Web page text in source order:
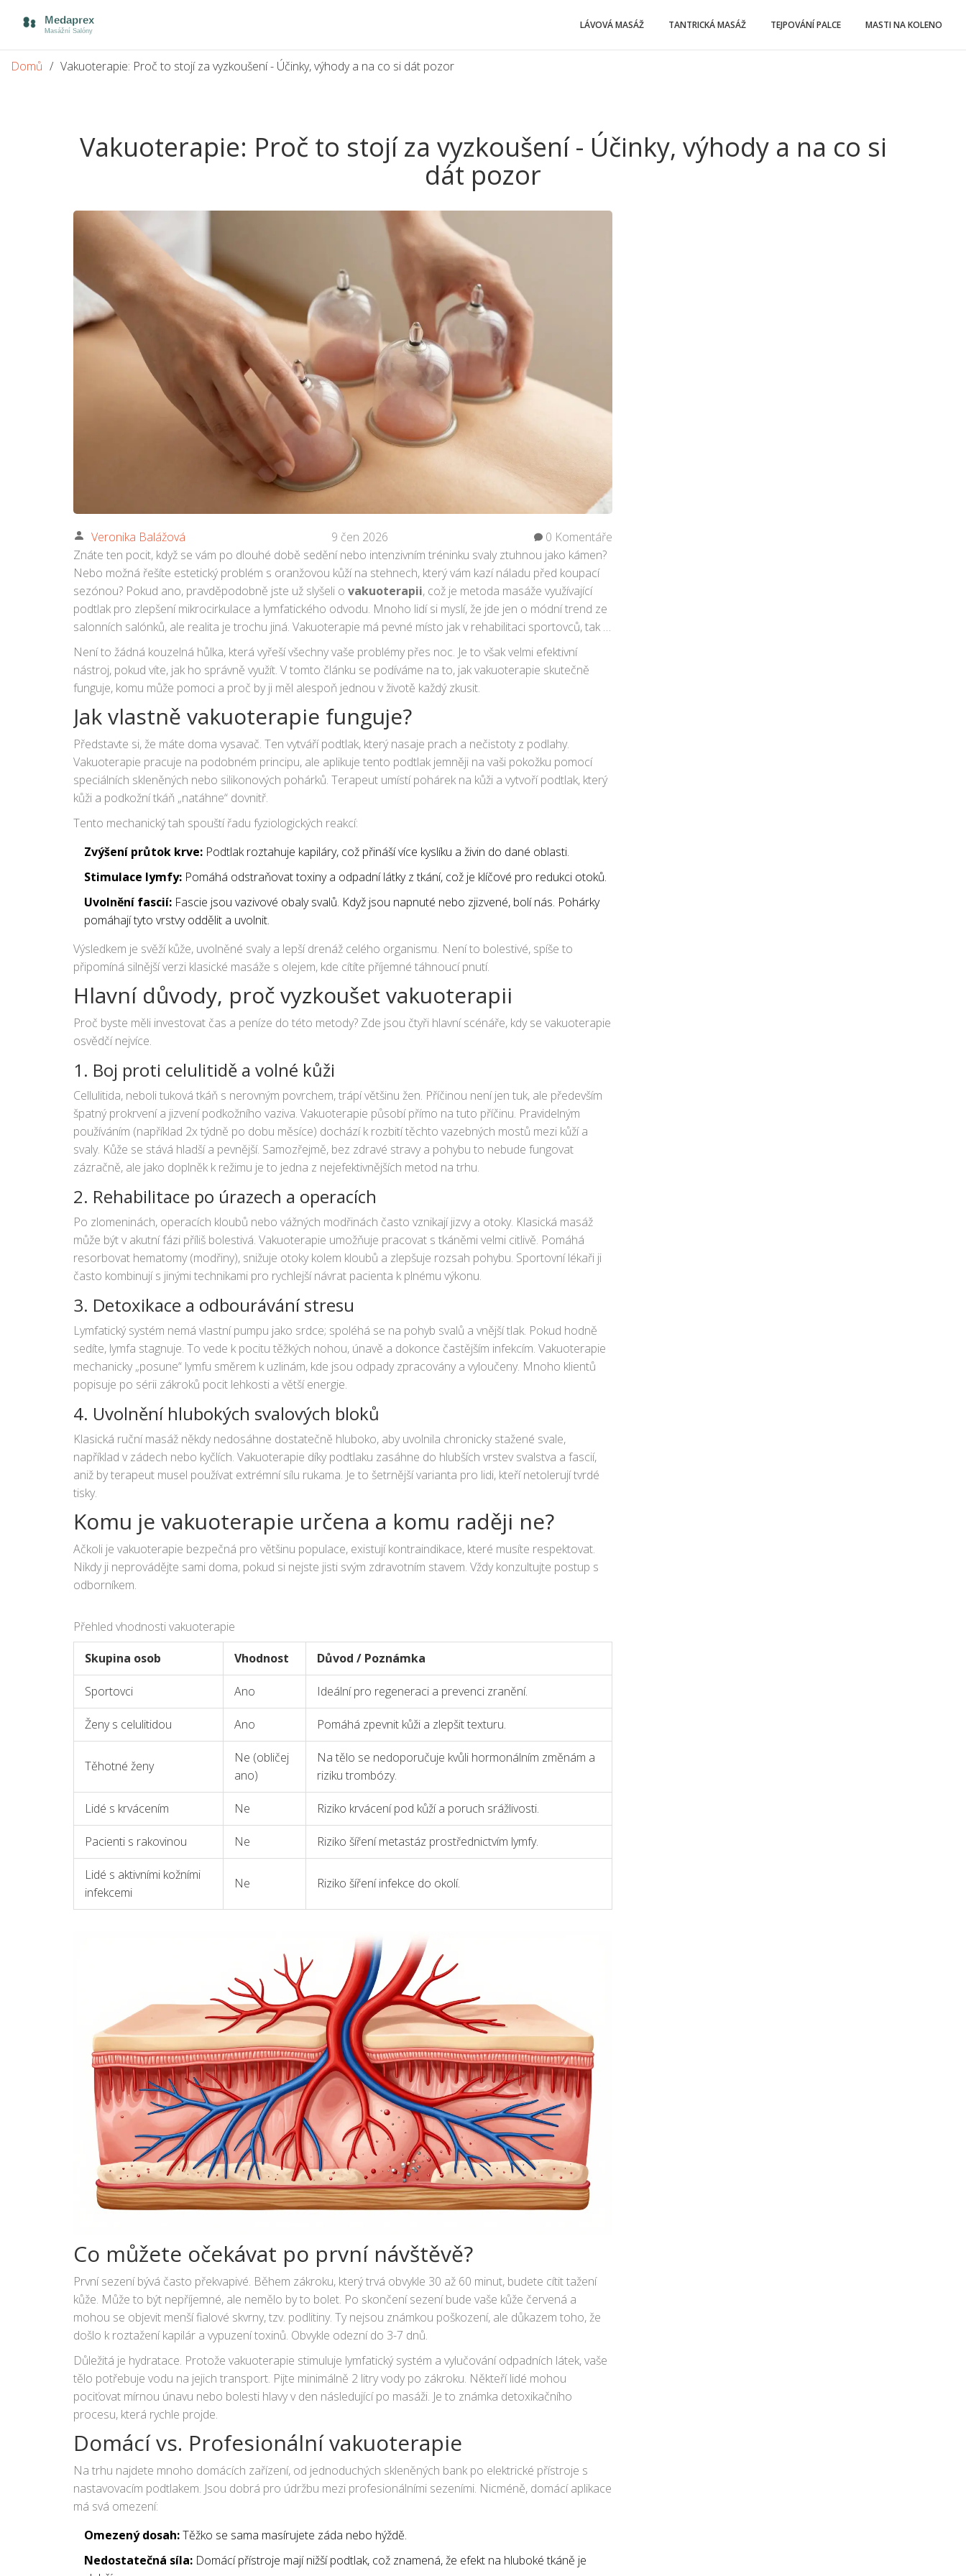
LÁVOVÁ MASÁŽ TANTRICKÁ MASÁŽ TEJPOVÁNÍ PALCE MASTI NA KOLENO
Domů Vakuoterapie: Proč to stojí za vyzkoušení - Účinky, výhody a na co si dát pozor
Vakuoterapie: Proč to stojí za vyzkoušení - Účinky, výhody a na co si
dát pozor
Veronika Balážová 9 čen 2026
0 Komentáře
Znáte ten pocit, když se vám po dlouhé době sedění nebo intenzivním tréninku svaly ztuhnou jako kámen?
Nebo možná řešíte estetický problém s oranžovou kůží na stehnech, který vám kazí náladu před koupací
sezónou? Pokud ano, pravděpodobně jste už slyšeli o vakuoterapii, což je metoda masáže využívající
podtlak pro zlepšení mikrocirkulace a lymfatického odvodu. Mnoho lidí si myslí, že jde jen o módní trend ze
salonních salónků, ale realita je trochu jiná. Vakuoterapie má pevné místo jak v rehabilitaci sportovců, tak v
estetické péči o pleť.
Není to žádná kouzelná hůlka, která vyřeší všechny vaše problémy přes noc. Je to však velmi efektivní
nástroj, pokud víte, jak ho správně využít. V tomto článku se podíváme na to, jak vakuoterapie skutečně
funguje, komu může pomoci a proč by ji měl alespoň jednou v životě každý zkusit.
Jak vlastně vakuoterapie funguje?
Představte si, že máte doma vysavač. Ten vytváří podtlak, který nasaje prach a nečistoty z podlahy.
Vakuoterapie pracuje na podobném principu, ale aplikuje tento podtlak jemněji na vaši pokožku pomocí
speciálních skleněných nebo silikonových pohárků. Terapeut umístí pohárek na kůži a vytvoří podtlak, který
kůži a podkožní tkáň „natáhne“ dovnitř.
Tento mechanický tah spouští řadu fyziologických reakcí:
Zvýšení průtok krve: Podtlak roztahuje kapiláry, což přináší více kyslíku a živin do dané oblasti.
Stimulace lymfy: Pomáhá odstraňovat toxiny a odpadní látky z tkání, což je klíčové pro redukci otoků.
Uvolnění fascií: Fascie jsou vazivové obaly svalů. Když jsou napnuté nebo zjizvené, bolí nás. Pohárky
pomáhají tyto vrstvy oddělit a uvolnit.
Výsledkem je svěží kůže, uvolněné svaly a lepší drenáž celého organismu. Není to bolestivé, spíše to
připomíná silnější verzi klasické masáže s olejem, kde cítíte příjemné táhnoucí pnutí.
Hlavní důvody, proč vyzkoušet vakuoterapii
Proč byste měli investovat čas a peníze do této metody? Zde jsou čtyři hlavní scénáře, kdy se vakuoterapie
osvědčí nejvíce.
1. Boj proti celulitidě a volné kůži
Cellulitida, neboli tuková tkáň s nerovným povrchem, trápí většinu žen. Příčinou není jen tuk, ale především
špatný prokrvení a jizvení podkožního vaziva. Vakuoterapie působí přímo na tuto příčinu. Pravidelným
používáním (například 2x týdně po dobu měsíce) dochází k rozbití těchto vazebných mostů mezi kůží a
svaly. Kůže se stává hladší a pevnější. Samozřejmě, bez zdravé stravy a pohybu to nebude fungovat
zázračně, ale jako doplněk k režimu je to jedna z nejefektivnějších metod na trhu.
2. Rehabilitace po úrazech a operacích
Po zlomeninách, operacích kloubů nebo vážných modřinách často vznikají jizvy a otoky. Klasická masáž
může být v akutní fázi příliš bolestivá. Vakuoterapie umožňuje pracovat s tkáněmi velmi citlivě. Pomáhá
resorbovat hematomy (modřiny), snižuje otoky kolem kloubů a zlepšuje rozsah pohybu. Sportovní lékaři ji
často kombinují s jinými technikami pro rychlejší návrat pacienta k plnému výkonu.
3. Detoxikace a odbourávání stresu
Lymfatický systém nemá vlastní pumpu jako srdce; spoléhá se na pohyb svalů a vnější tlak. Pokud hodně
sedíte, lymfa stagnuje. To vede k pocitu těžkých nohou, únavě a dokonce častějším infekcím. Vakuoterapie
mechanicky „posune“ lymfu směrem k uzlinám, kde jsou odpady zpracovány a vyloučeny. Mnoho klientů
popisuje po sérii zákroků pocit lehkosti a větší energie.
4. Uvolnění hlubokých svalových bloků
Klasická ruční masáž někdy nedosáhne dostatečně hluboko, aby uvolnila chronicky stažené svale,
například v zádech nebo kyčlích. Vakuoterapie díky podtlaku zasáhne do hlubších vrstev svalstva a fascií,
aniž by terapeut musel používat extrémní sílu rukama. Je to šetrnější varianta pro lidi, kteří netolerují tvrdé
tisky.
Komu je vakuoterapie určena a komu raději ne?
Ačkoli je vakuoterapie bezpečná pro většinu populace, existují kontraindikace, které musíte respektovat.
Nikdy ji neprovádějte sami doma, pokud si nejste jisti svým zdravotním stavem. Vždy konzultujte postup s
odborníkem.
Přehled vhodnosti vakuoterapie
Skupina osob
Vhodnost Důvod / Poznámka
Sportovci Ano Ideální pro regeneraci a prevenci zranění.
Ženy s celulitidou Ano Pomáhá zpevnit kůži a zlepšit texturu.
Těhotné ženy
Ne (obličej
ano)
Na tělo se nedoporučuje kvůli hormonálním změnám a
riziku trombózy.
Lidé s krvácením Ne Riziko krvácení pod kůží a poruch srážlivosti.
Pacienti s rakovinou Ne Riziko šíření metastáz prostřednictvím lymfy.
Lidé s aktivními kožními
infekcemi
Ne Riziko šíření infekce do okolí.
Co můžete očekávat po první návštěvě?
První sezení bývá často překvapivé. Během zákroku, který trvá obvykle 30 až 60 minut, budete cítit tažení
kůže. Může to být nepříjemné, ale nemělo by to bolet. Po skončení sezení bude vaše kůže červená a
mohou se objevit menší fialové skvrny, tzv. podlitiny. Ty nejsou známkou poškození, ale důkazem toho, že
došlo k roztažení kapilár a vypuzení toxinů. Obvykle odezní do 3-7 dnů.
Důležitá je hydratace. Protože vakuoterapie stimuluje lymfatický systém a vylučování odpadních látek, vaše
tělo potřebuje vodu na jejich transport. Pijte minimálně 2 litry vody po zákroku. Někteří lidé mohou
pociťovat mírnou únavu nebo bolesti hlavy v den následující po masáži. Je to známka detoxikačního
procesu, která rychle projde.
Domácí vs. Profesionální vakuoterapie
Na trhu najdete mnoho domácích zařízení, od jednoduchých skleněných bank po elektrické přístroje s
nastavovacím podtlakem. Jsou dobrá pro údržbu mezi profesionálními sezeními. Nicméně, domácí aplikace
má svá omezení:
Omezený dosah:Těžko se sama masírujete záda nebo hýždě.
Nedostatečná síla: Domácí přístroje mají nižší podtlak, což znamená, že efekt na hluboké tkáně je